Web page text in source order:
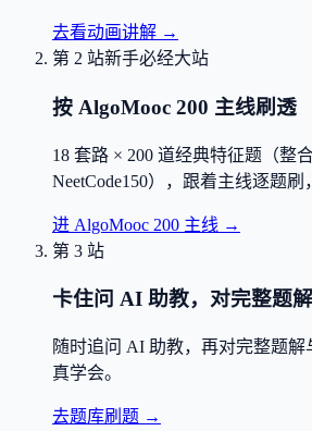
去看动画讲解 →
第 2 站新手必经大站
按 AlgoMooc 200 主线刷透
18 套路 × 200 道经典特征题（整
NeetCode150），跟着主线逐题刷
进 AlgoMooc 200 主线 →
第 3 站
卡住问 AI 助教，对完整题解
随时追问 AI 助教，再对完整题解
真学会。
去题库刷题 →